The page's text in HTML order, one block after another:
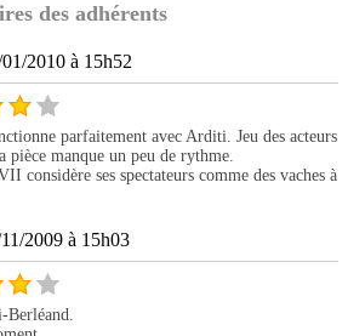
des adhérents
2010 à 15h52
parfaitement avec Arditi. Jeu des acteurs
pièce manque un peu de rythme.
considère ses spectateurs comme des vaches à
2009 à 15h03
Berléand.